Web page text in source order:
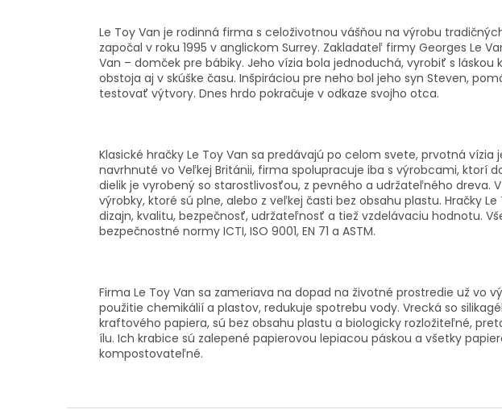
Le Toy Van je rodinná firma s celoživotnou vášňou na výrobu
započal v roku 1995 v anglickom Surrey. Zakladateľ firmy Georges Le
Van – domček pre bábiky. Jeho vízia bola jednoduchá, vyrobiť s láskou
obstoja aj v skúške času. Inšpiráciou pre neho bol jeho syn Steven,
testovať výtvory. Dnes hrdo pokračuje v odkaze svojho otca.
Klasické hračky Le Toy Van sa predávajú po celom svete, prvotná vízia
navrhnuté vo Veľkej Británii, firma spolupracuje iba s výrobcami, ktorí
dielik je vyrobený so starostlivosťou, z pevného a udržateľného dreva.
výrobky, ktoré sú plne, alebo z veľkej časti bez obsahu plastu. Hračky
dizajn, kvalitu, bezpečnosť, udržateľnosť a tiež vzdelávaciu hodnotu.
bezpečnostné normy ICTI, ISO 9001, EN 71 a ASTM.
Firma Le Toy Van sa zameriava na dopad na životné prostredie už vo
použitie chemikálií a plastov, redukuje spotrebu vody. Vrecká so
kraftového papiera, sú bez obsahu plastu a biologicky rozložiteľné,
ílu. Ich krabice sú zalepené papierovou lepiacou páskou a všetky
kompostovateľné.